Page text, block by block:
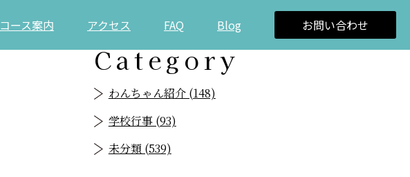
コース案内 アクセス FAQ Blog お問い合わせ
Category
わんちゃん紹介 (148)
学校行事 (93)
未分類 (539)